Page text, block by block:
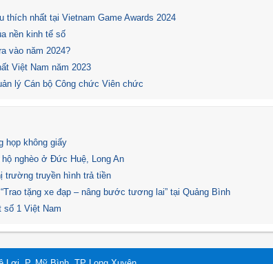
nhất tại Vietnam Game Awards 2024
nền kinh tế số
vào năm 2024?
Việt Nam năm 2023
lý Cán bộ Công chức Viên chức
họp không giấy
nghèo ở Đức Huệ, Long An
trường truyền hình trả tiền
tặng xe đạp – nâng bước tương lai” tại Quảng Bình
số 1 Việt Nam